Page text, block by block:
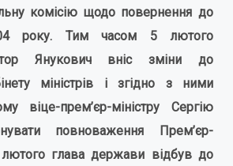
комісію щодо повернення до
року. Тим часом 5 лютого
Янукович вніс зміни до
міністрів і згідно з ними
віце-прем’єр-міністру Сергію
повноваження Прем’єр-
глава держави відбув до